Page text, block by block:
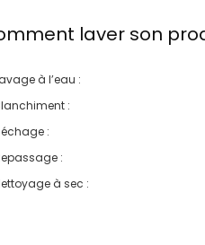
laver son
à l’eau :
:
:
:
à sec :